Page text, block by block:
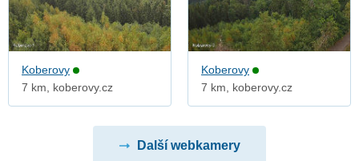
Koberovy
7 km, koberovy.cz
Koberovy
7 km, koberovy.cz
Další webkamery